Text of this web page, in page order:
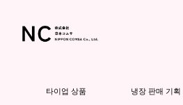
타이업 상품 냉장 판매 기획